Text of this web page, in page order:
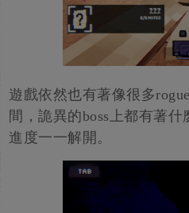
遊戲依然也有著像很多
間，詭異的boss上都有著
進度一一解開。